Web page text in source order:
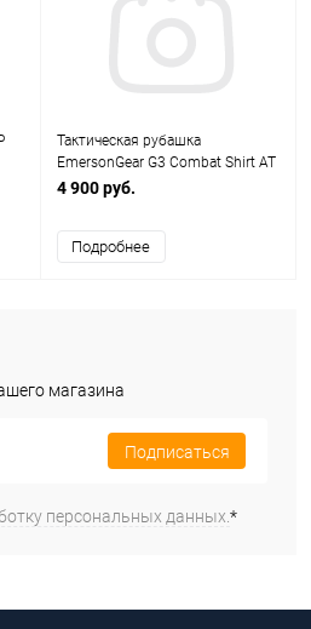
Тактическая рубашка
EmersonGear G3 Combat Shirt AT
／FG (размер L) EM8576B
4 900 руб.
Подробнее
магазина
Подписаться
персональных данных.*